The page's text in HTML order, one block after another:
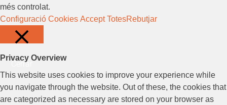
més controlat.
Configuració Cookies Accept TotesRebutjar
Cerrar
Privacy Overview
This website uses cookies to improve your experience while
you navigate through the website. Out of these, the cookies that
are categorized as necessary are stored on your browser as